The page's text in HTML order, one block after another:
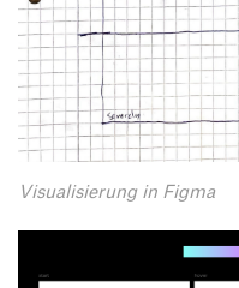
Visualisierung in Figma